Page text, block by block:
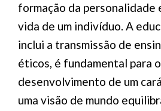
formação da personalidade
vida de um indivíduo. A
inclui a transmissão de
éticos, é fundamental para o
desenvolvimento de um
uma visão de mundo